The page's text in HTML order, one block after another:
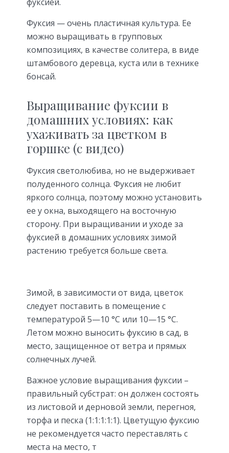
Фуксия — очень пластичная культура. Ее
можно выращивать в групповых
композициях, в качестве солитера, в виде
штамбового деревца, куста или в технике
бонсай.
Выращивание фуксии в
домашних условиях: как
ухаживать за цветком в
горшке (с видео)
Фуксия светолюбива, но не выдерживает
полуденного солнца. Фуксия не любит
яркого солнца, поэтому можно установить
ее у окна, выходящего на восточную
сторону. При выращивании и уходе за
фуксией в домашних условиях зимой
растению требуется больше света.
Зимой, в зависимости от вида, цветок
следует поставить в помещение с
температурой 5—10 °С или 10—15 °С.
Летом можно выносить фуксию в сад, в
место, защищенное от ветра и прямых
солнечных лучей.
Важное условие выращивания фуксии –
правильный субстрат: он должен состоять
из листовой и дерновой земли, перегноя,
торфа и песка (1:1:1:1:1). Цветущую фуксию
не рекомендуется часто переставлять с
места на место, т